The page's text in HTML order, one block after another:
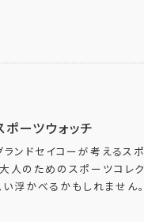
ーツウォッチ
ンドセイコーが考えるス
のためのスポーツコレク
浮かべるかもしれません